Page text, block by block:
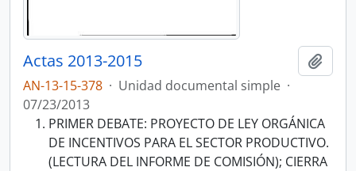
Actas 2013-2015
AN-13-15-378 · Unidad documental simple ·
07/23/2013
PRIMER DEBATE: PROYECTO DE LEY ORGÁNICA
DE INCENTIVOS PARA EL SECTOR PRODUCTIVO.
(LECTURA DEL INFORME DE COMISIÓN); CIERRA